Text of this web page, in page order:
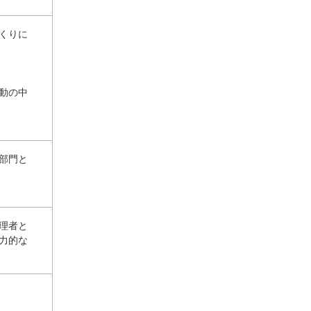
りに
の中
門と
者と
的な